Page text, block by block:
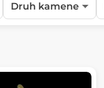
Druh kamene